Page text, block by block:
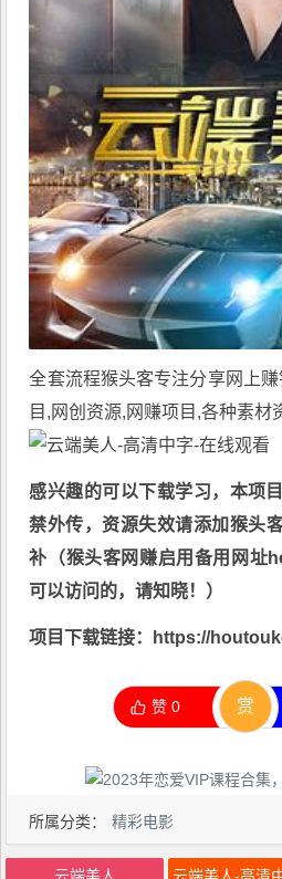
全套流程猴头客专注分享网上赚
目,网创资源, 网赚项目 ,各种素材
感兴趣的可以下载学习，本项
禁外传，资源失效请添加猴头
补（猴头客网赚启用备用网址
可以访问的，请知晓！）
项目下载链接：https://
赞0 赏
所属分类： 精彩电影